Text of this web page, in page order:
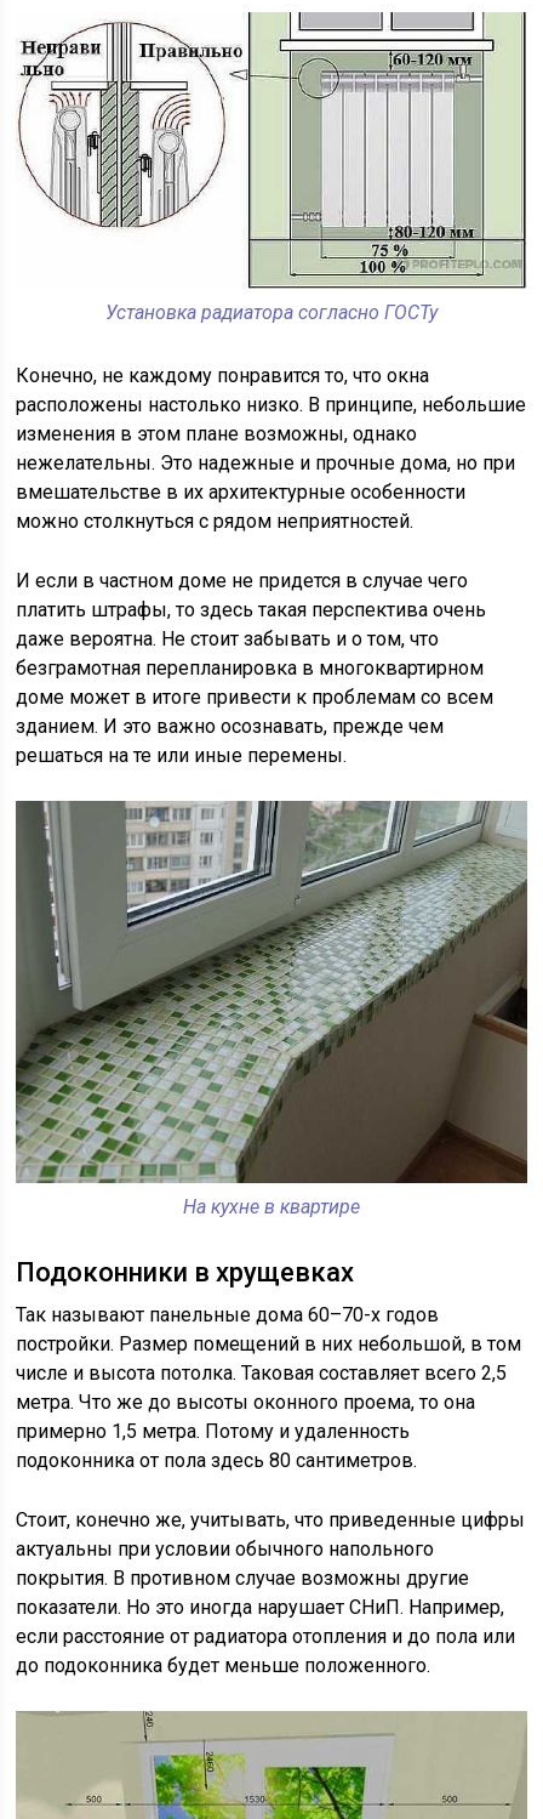
Установка радиатора согласно ГОСТу
Конечно, не каждому понравится то, что окна
расположены настолько низко. В принципе, небольшие
изменения в этом плане возможны, однако
нежелательны. Это надежные и прочные дома, но при
вмешательстве в их архитектурные особенности
можно столкнуться с рядом неприятностей.
И если в частном доме не придется в случае чего
платить штрафы, то здесь такая перспектива очень
даже вероятна. Не стоит забывать и о том, что
безграмотная перепланировка в многоквартирном
доме может в итоге привести к проблемам со всем
зданием. И это важно осознавать, прежде чем
решаться на те или иные перемены.
На кухне в квартире
Подоконники в хрущевках
Так называют панельные дома 60–70-х годов
постройки. Размер помещений в них небольшой, в том
числе и высота потолка. Таковая составляет всего 2,5
метра. Что же до высоты оконного проема, то она
примерно 1,5 метра. Потому и удаленность
подоконника от пола здесь 80 сантиметров.
Стоит, конечно же, учитывать, что приведенные цифры
актуальны при условии обычного напольного
покрытия. В противном случае возможны другие
показатели. Но это иногда нарушает СНиП. Например,
если расстояние от радиатора отопления и до пола или
до подоконника будет меньше положенного.